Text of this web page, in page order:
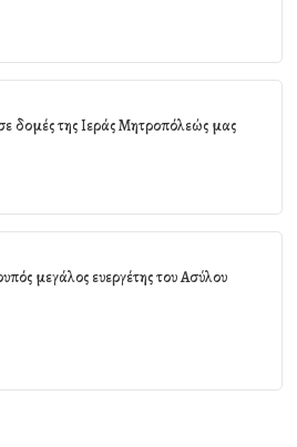
δομές της Ιεράς Μητροπόλεώς μας
μεγάλος ευεργέτης του Ασύλου